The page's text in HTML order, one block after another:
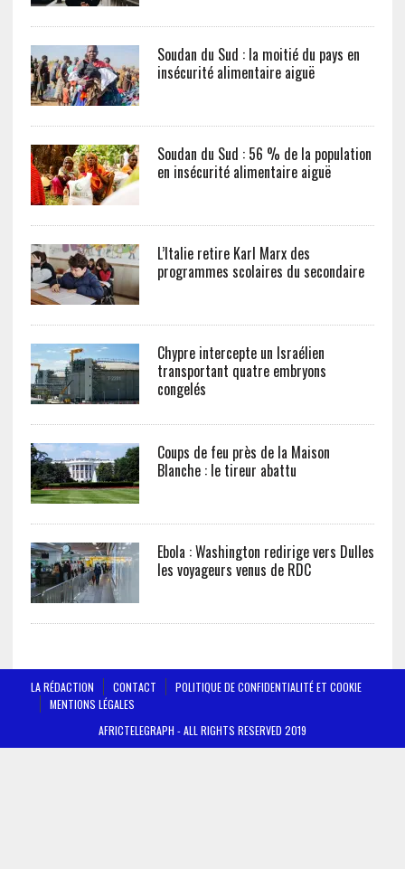
Soudan du Sud : la moitié du pays en
insécurité alimentaire aiguë
Soudan du Sud : 56 % de la population
en insécurité alimentaire aiguë
L’Italie retire Karl Marx des
programmes scolaires du secondaire
Chypre intercepte un Israélien
transportant quatre embryons
congelés
Coups de feu près de la Maison
Blanche : le tireur abattu
Ebola : Washington redirige vers Dulles
les voyageurs venus de RDC
LA RÉDACTION CONTACT
POLITIQUE DE CONFIDENTIALITÉ ET COOKIE
MENTIONS LÉGALES
AFRICTELEGRAPH - ALL RIGHTS RESERVED 2019